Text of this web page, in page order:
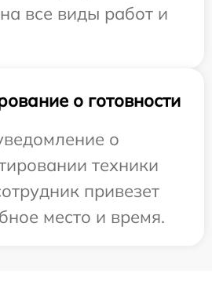
все виды работ и
о готовности
о
техники
привезет
место и время.